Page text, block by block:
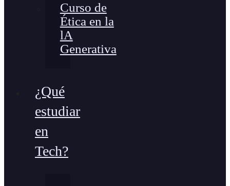
Curso de
Ética en la
lA
Generativa
¿Qué
estudiar
en
Tech?